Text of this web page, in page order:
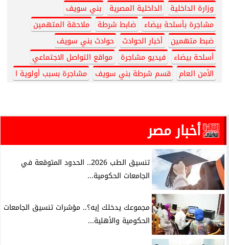
وزارة الداخلية الداخلية المصرية
بني سويف
مشاجرة بأسلحة بيضاء
ضابط شرطة
ملاحقة المتهمين
ضبط متهمين
أخبار الحوادث
حوادث بني سويف
أسلحة بيضاء
فيديو مشاجرة
مواقع التواصل الاجتماعي
الأمن العام
قسم شرطة بني سويف مشاجرة بسبب أولوية ا
أخبار مصر
تنسيق الطب 2026.. الحدود المتوقعة في
الجامعات الحكومية...
مجموعك يدخلك إيه؟.. مؤشرات تنسيق الجامعات
الحكومية والأهلية...